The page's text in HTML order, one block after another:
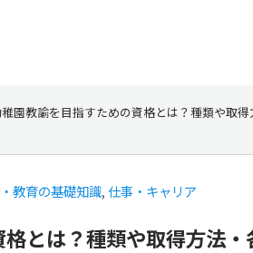
園教諭を目指すための資格とは？種類や取
教育の基礎知識,仕事・キャリア
とは？種類や取得方法・